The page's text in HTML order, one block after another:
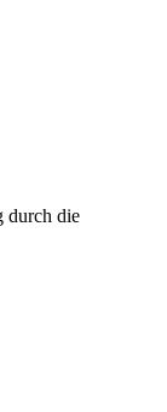
durch die